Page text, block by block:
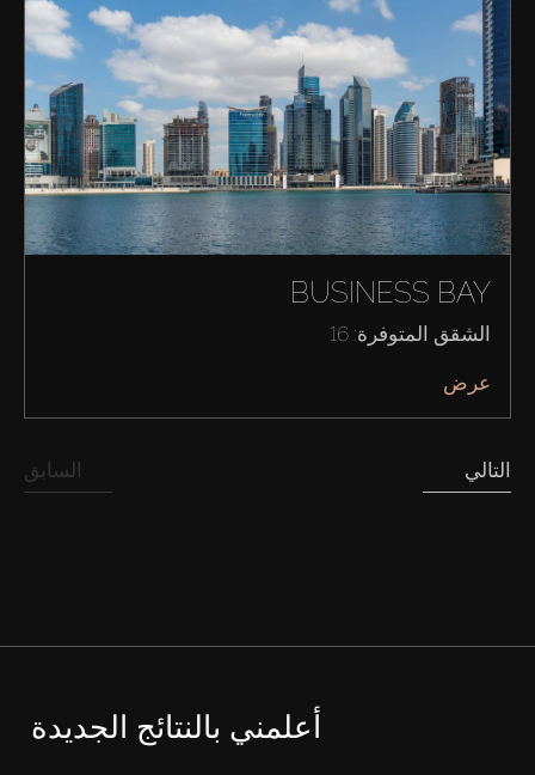
BUSINESS BAY
الشقق المتوفرة: 16
عرض
السابق التالي
أعلمني بالنتائج الجديدة